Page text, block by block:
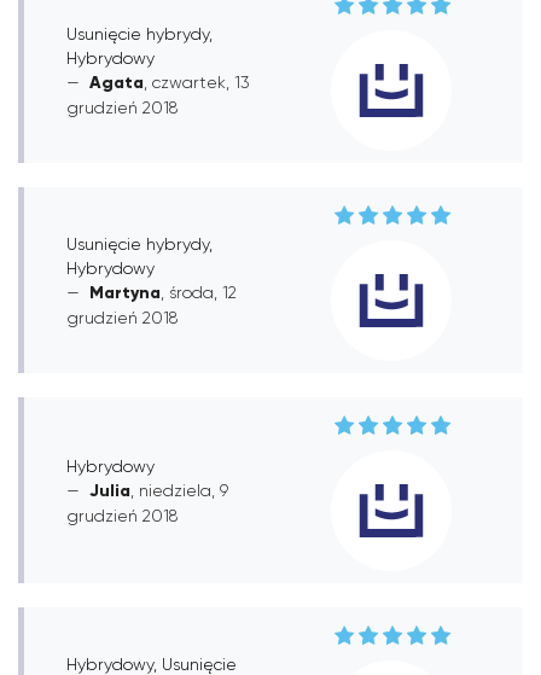
Usunięcie hybrydy,
Hybrydowy
Agata , czwartek, 13
grudzień 2018
Usunięcie hybrydy,
Hybrydowy
Martyna , środa, 12
grudzień 2018
Hybrydowy
Julia , niedziela, 9
grudzień 2018
Hybrydowy, Usunięcie